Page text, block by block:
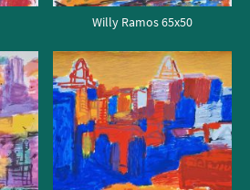
Willy Ramos 65x50